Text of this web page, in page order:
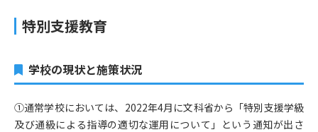
特別支援教育
学校の現状と施策状況
①通常学校においては、​​2022年4月に文科省から「特別支援学級
及び通級による指導の適切な運用について」という通知が出さ